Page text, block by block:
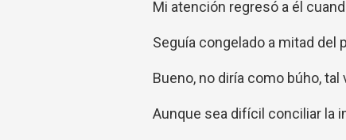
Mi atención regresó a él
Seguía congelado a mitad del
Bueno, no diría como búho,
Aunque sea difícil conciliar la